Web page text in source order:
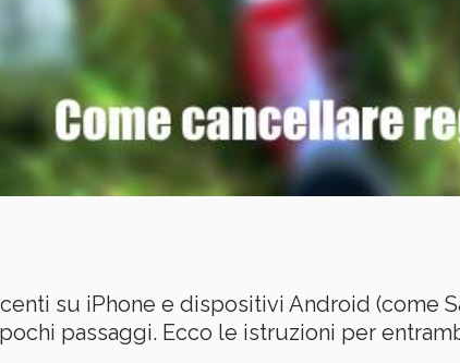
su iPhone e dispositivi Android (come
passaggi. Ecco le istruzioni per